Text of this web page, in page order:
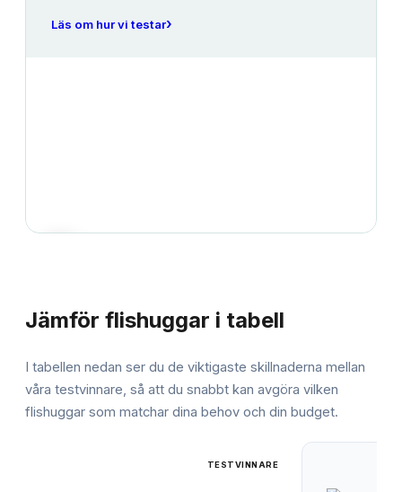
Läs om hur vi testar›
Jämför flishuggar i tabell
I tabellen nedan ser du de viktigaste skillnaderna mellan
våra testvinnare, så att du snabbt kan avgöra vilken
flishuggar som matchar dina behov och din budget.
TESTVINNARE